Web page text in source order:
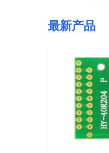
最新产品